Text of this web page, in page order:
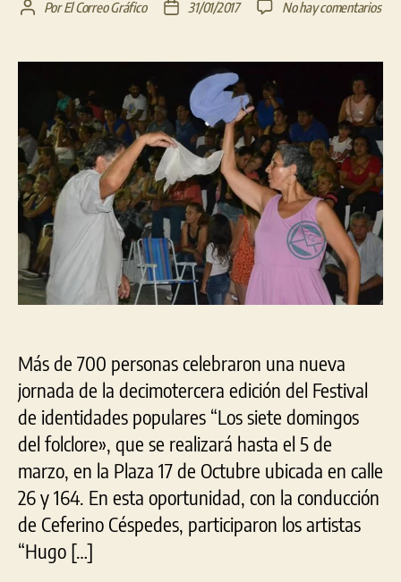
Autor
entrada
PorEl Correo Gráfico
Fecha
entrada
31/01/2017 No hay comentariosen
la
del
Más de 700 personas celebraron una nueva
jornada de la decimotercera edición del Festival
de identidades populares “Los siete domingos
del folclore», que se realizará hasta el 5 de
marzo, en la Plaza 17 de Octubre ubicada en calle
26 y 164. En esta oportunidad, con la conducción
de Ceferino Céspedes, participaron los artistas
“Hugo […]